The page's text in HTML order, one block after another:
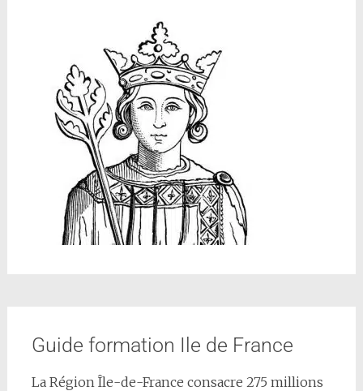
Guide formation Ile de France
La Région Île-de-France consacre 275 millions